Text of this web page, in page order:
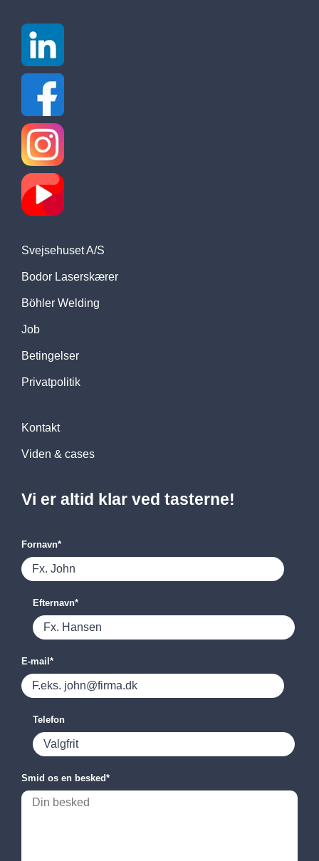
Svejsehuset A/S
Bodor Laserskærer
Böhler Welding
Job
Betingelser
Privatpolitik
Kontakt
Viden & cases
Vi er altid klar ved tasterne!
Fornavn*
Efternavn*
E-mail *
Telefon
Smid os en besked*